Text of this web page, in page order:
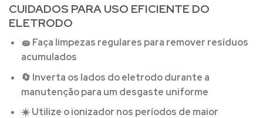
CUIDADOS PARA USO EFICIENTE DO
ELETRODO
🧽 Faça limpezas regulares para remover resíduos
acumulados
🔄 Inverta os lados do eletrodo durante a
manutenção para um desgaste uniforme
☀️ Utilize o ionizador nos períodos de maior